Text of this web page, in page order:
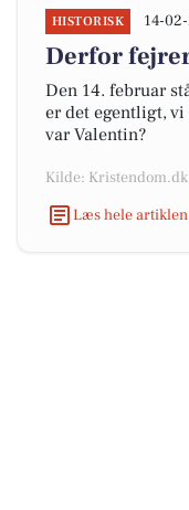
HISTORISK 14-
Derfor
Den 14. februar
er det egentligt, vi
var Valentin?
Kilde: Kristendom.dk
Læs hele